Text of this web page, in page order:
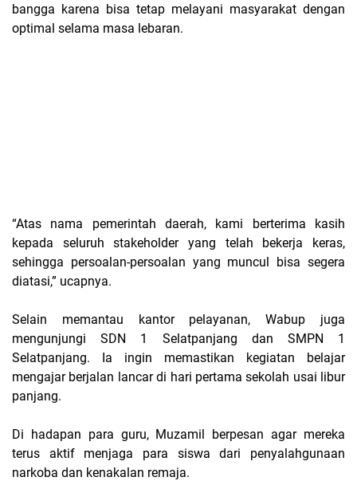
bangga karena bisa tetap melayani masyarakat dengan
optimal selama masa lebaran.
“Atas nama pemerintah daerah, kami berterima kasih
kepada seluruh stakeholder yang telah bekerja keras,
sehingga persoalan-persoalan yang muncul bisa segera
diatasi,” ucapnya.
Selain memantau kantor pelayanan, Wabup juga
mengunjungi SDN 1 Selatpanjang dan SMPN 1
Selatpanjang. Ia ingin memastikan kegiatan belajar
mengajar berjalan lancar di hari pertama sekolah usai libur
panjang.
Di hadapan para guru, Muzamil berpesan agar mereka
terus aktif menjaga para siswa dari penyalahgunaan
narkoba dan kenakalan remaja.